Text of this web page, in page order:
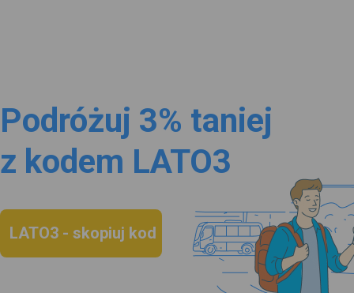
Podróżuj 3% taniej
z kodem LATO3
LATO3 - skopiuj kod